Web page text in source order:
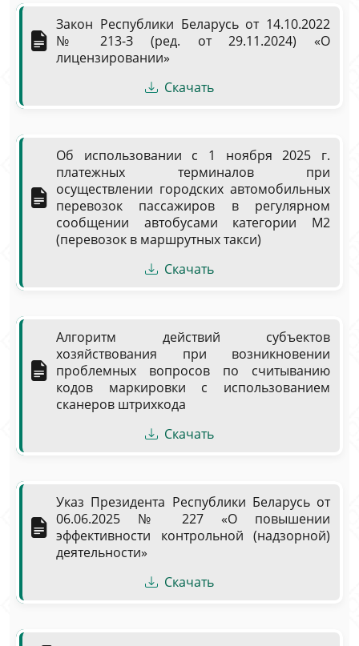
Закон Республики Беларусь от 14.10.2022
№ 213-З (ред. от 29.11.2024) «О
лицензировании»
Скачать
Об использовании с 1 ноября 2025 г.
платежных терминалов при
осуществлении городских автомобильных
перевозок пассажиров в регулярном
сообщении автобусами категории М2
(перевозок в маршрутных такси)
Скачать
Алгоритм действий субъектов
хозяйствования при возникновении
проблемных вопросов по считыванию
кодов маркировки с использованием
сканеров штрихкода
Скачать
Указ Президента Республики Беларусь от
06.06.2025 № 227 «О повышении
эффективности контрольной (надзорной)
деятельности»
Скачать